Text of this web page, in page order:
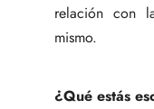
relación con
mismo.
¿Qué estás